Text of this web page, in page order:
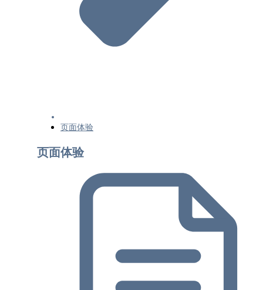
本地功能-3 退出Google Local
Google搜索和您网站上的备注（实验性功能）
“包裹跟踪”功能尝鲜者计划
页面体验
避免使用干扰性插页式广告和对话框
在Google搜索中使用 Signed Exchange
通过Search Console进行监控
使用搜索运算符进行调试
页面体验
页面体验